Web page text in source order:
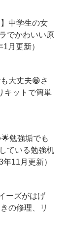
中学生の女
でかわいい原
月更新）
大丈夫😁さ
キットで簡単
勉強垢でも
ている勉強机
11月更新）
ーズがはげ
の修理、リ